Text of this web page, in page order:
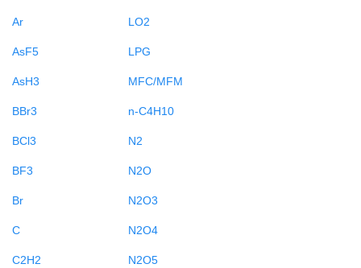
Ar
AsF5
AsH3
BBr3
BCl3
BF3
Br
C
C2H2
LO2
LPG
MFC/MFM
n-C4H10
N2
N2O
N2O3
N2O4
N2O5